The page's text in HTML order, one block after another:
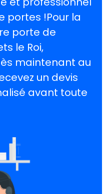
portes !Pour la
porte de
le Roi,
maintenant au
un devis
avant toute